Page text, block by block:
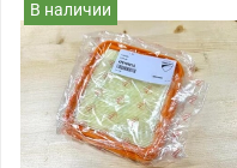
В наличии